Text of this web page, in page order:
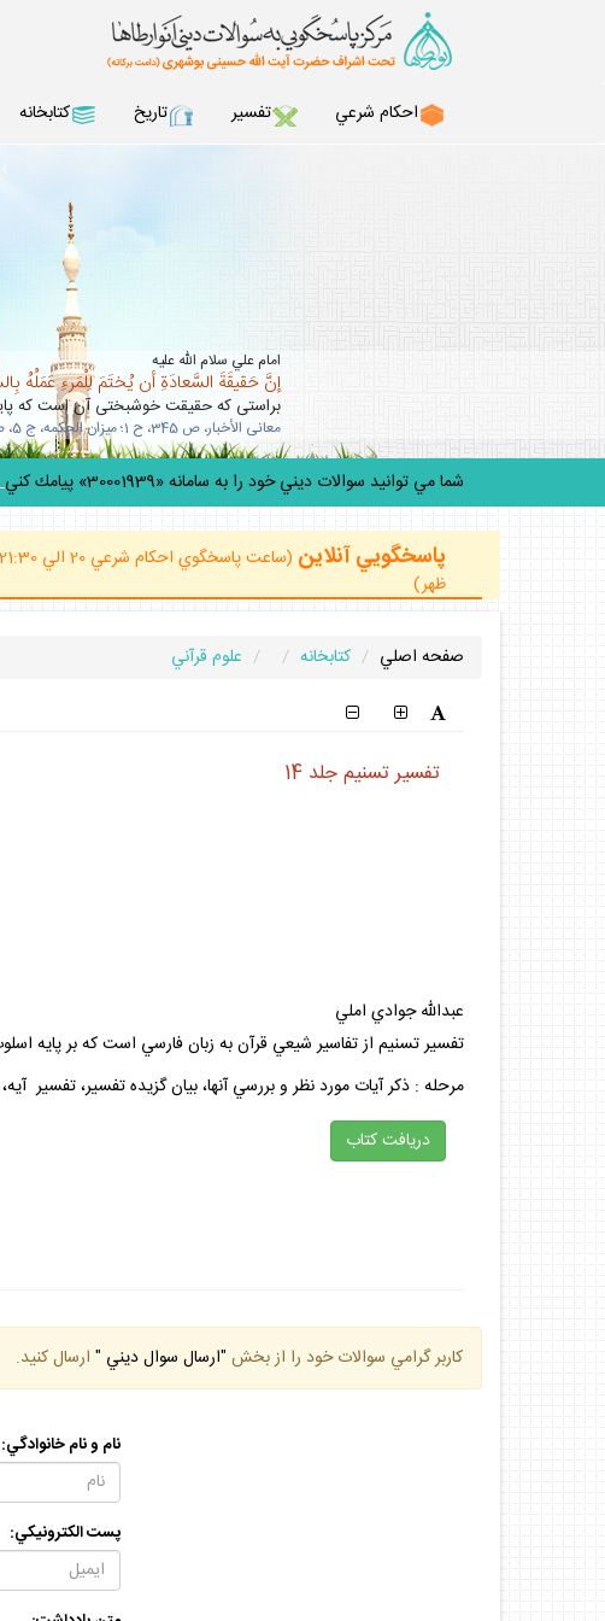
احكام شرعي تفسير تاريخ كتابخانه
امام علي سلام الله عليه
إنَّ حَقيقَةَ السَّعادَةِ أن يُختَمَ لِلْمَرءِ عَمَلُهُ
براستى كه حقيقت خوشبختى آن است كه
معانى الأخبار، ص 345، ح 1؛ ميزان الحكمه، ج 5، ص 303.
شما مي توانيد سوالات ديني خود را به سامانه «30001939» پيامك كنيد.
پاسخگويي آنلاين
ظهر)
صفحه اصلي كتابخانه
علوم قرآني
تفسير تسنيم جلد 14
عبدالله جوادي املي
تفسير تسنيم از تفاسير شيعي قرآن به زبان فارسي است كه بر پايه
مرحله : ذكر آيات مورد نظر و بررسي آنها، بيان گزيده تفسير، تفسير
دريافت كتاب
كاربر گرامي سوالات خود را از بخش "ارسال سوال ديني " ارسال كنيد.
نام و نام خانوادگي:
پست الكترونيكي: